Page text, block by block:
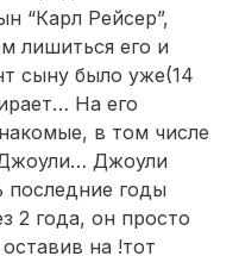
“Карл Рейсер”,
лишиться его и
сыну было уже(14
На его
в том числе
Джоули
последние годы
2 года, он просто
на !тот